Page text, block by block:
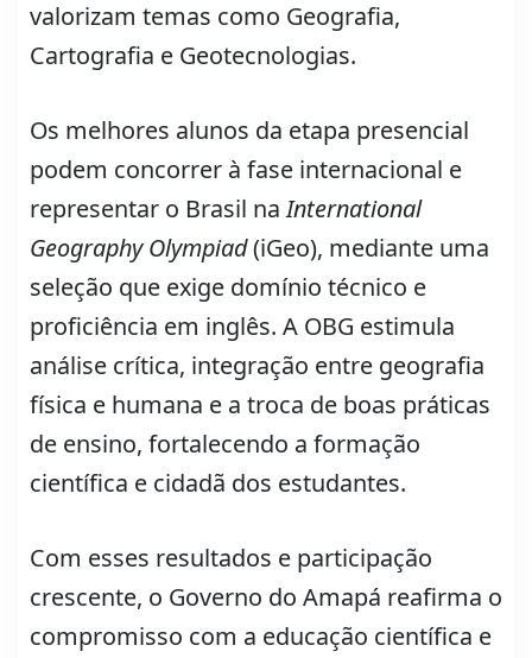
valorizam temas como Geografia,
Cartografia e Geotecnologias.
Os melhores alunos da etapa presencial
podem concorrer à fase internacional e
representar o Brasil naInternational
Geography Olympiad(iGeo), mediante uma
seleção que exige domínio técnico e
proficiência em inglês. A OBG estimula
análise crítica, integração entre geografia
física e humana e a troca de boas práticas
de ensino, fortalecendo a formação
científica e cidadã dos estudantes.
Com esses resultados e participação
crescente, o Governo do Amapá reafirma o
compromisso com a educação científica e